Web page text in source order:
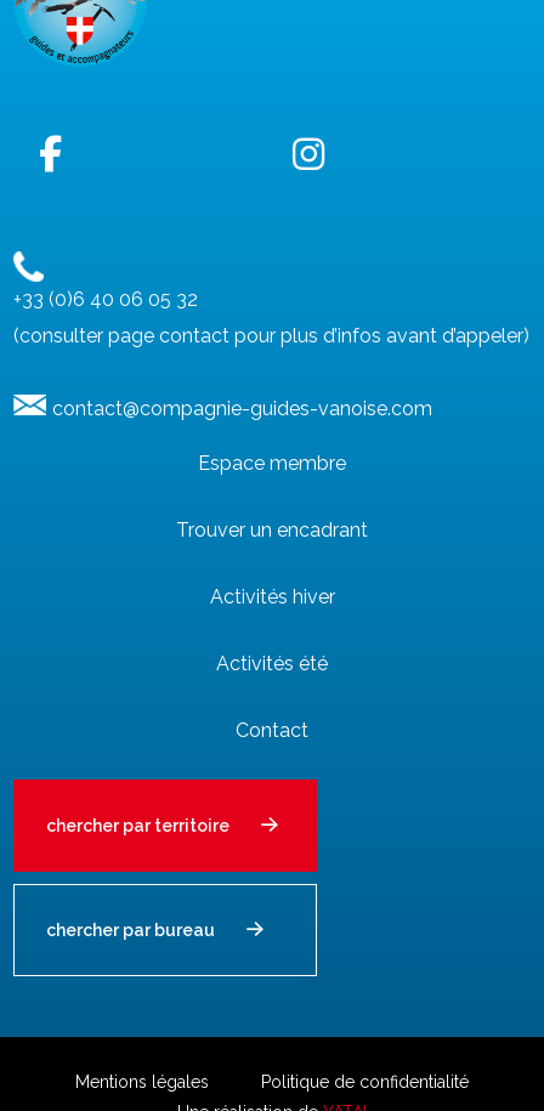
+33 (0)6 40 06 05 32
(consulter page contact pour plus d’infos avant d’appeler)
contact@compagnie-guides-vanoise.com
Espace membre
Trouver un encadrant
Activités hiver
Activités été
Contact
chercher par territoire
chercher par bureau
Mentions légales
Politique de confidentialité